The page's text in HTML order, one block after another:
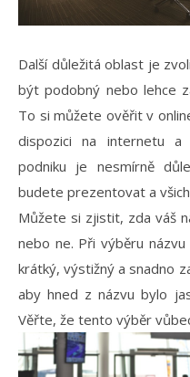
Další důležitá oblast je
být podobný nebo lehce
To si můžete ověřit v
dispozici na internetu a
podniku je nesmírně
budete prezentovat a
Můžete si zjistit, zda váš
nebo ne. Při výběru
krátký, výstižný a snadno
aby hned z názvu bylo
Věřte, že tento výběr